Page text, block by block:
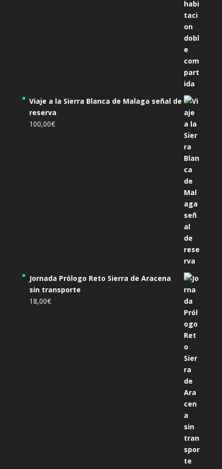
Viaje a la Sierra Blanca de Malaga señal de
reserva
100,00€
Jornada Prólogo Reto Sierra de Aracena
sin transporte
18,00€